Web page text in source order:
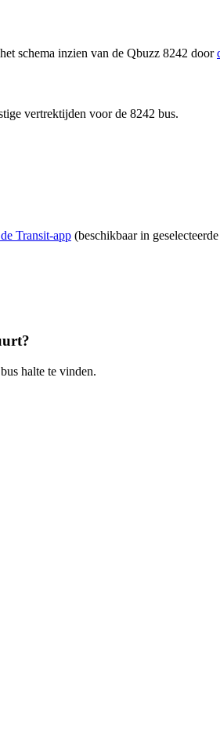
schema inzien van de Qbuzz 8242 door
vertrektijden voor de 8242 bus.
Transit-app (beschikbaar in
halte te vinden.